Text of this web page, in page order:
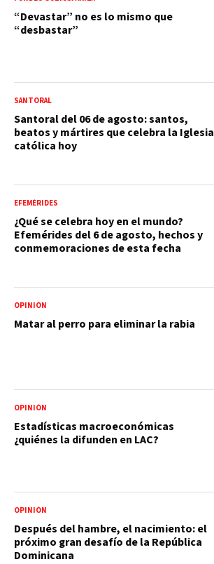
“Devastar” no es lo mismo que
“desbastar”
SANTORAL
Santoral del 06 de agosto: santos,
beatos y mártires que celebra la Iglesia
católica hoy
EFEMÉRIDES
¿Qué se celebra hoy en el mundo?
Efemérides del 6 de agosto, hechos y
conmemoraciones de esta fecha
OPINIÓN
Matar al perro para eliminar la rabia
OPINIÓN
Estadísticas macroeconómicas
¿quiénes la difunden en LAC?
OPINIÓN
Después del hambre, el nacimiento: el
próximo gran desafío de la República
Dominicana